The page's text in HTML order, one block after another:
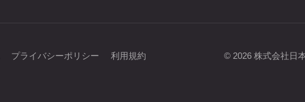
プライバシーポリシー 利用規約 © 2026 株式会社日